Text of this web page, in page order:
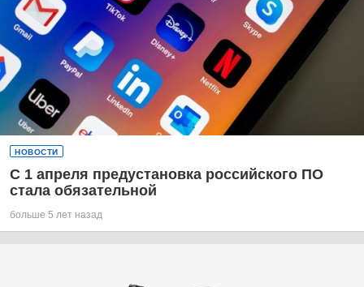
НОВОСТИ
С 1 апреля предустановка российского ПО
стала обязательной
больше 5 лет назад